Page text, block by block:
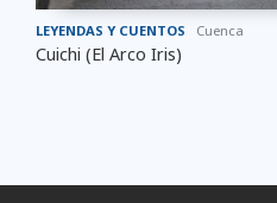
LEYENDAS Y CUENTOS Cuenca
Cuichi (El Arco Iris)